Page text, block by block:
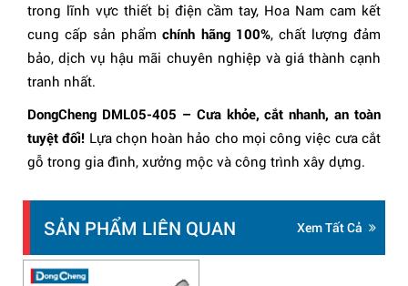
trong lĩnh vực thiết bị điện cầm tay, Hoa Nam cam kết
cung cấp sản phẩmchính hãng 100%, chất lượng đảm
bảo, dịch vụ hậu mãi chuyên nghiệp và giá thành cạnh
tranh nhất.
DongCheng DML05-405 – Cưa khỏe, cắt nhanh, an toàn
tuyệt đối! Lựa chọn hoàn hảo cho mọi công việc cưa cắt
gỗ trong gia đình, xưởng mộc và công trình xây dựng.
SẢN PHẨM LIÊN QUAN Xem Tất Cả